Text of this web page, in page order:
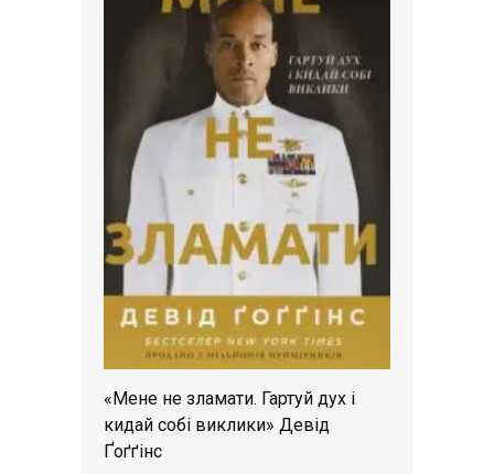
«Мене не зламати. Гартуй дух і
кидай собі виклики» Девід
Ґоґґінс